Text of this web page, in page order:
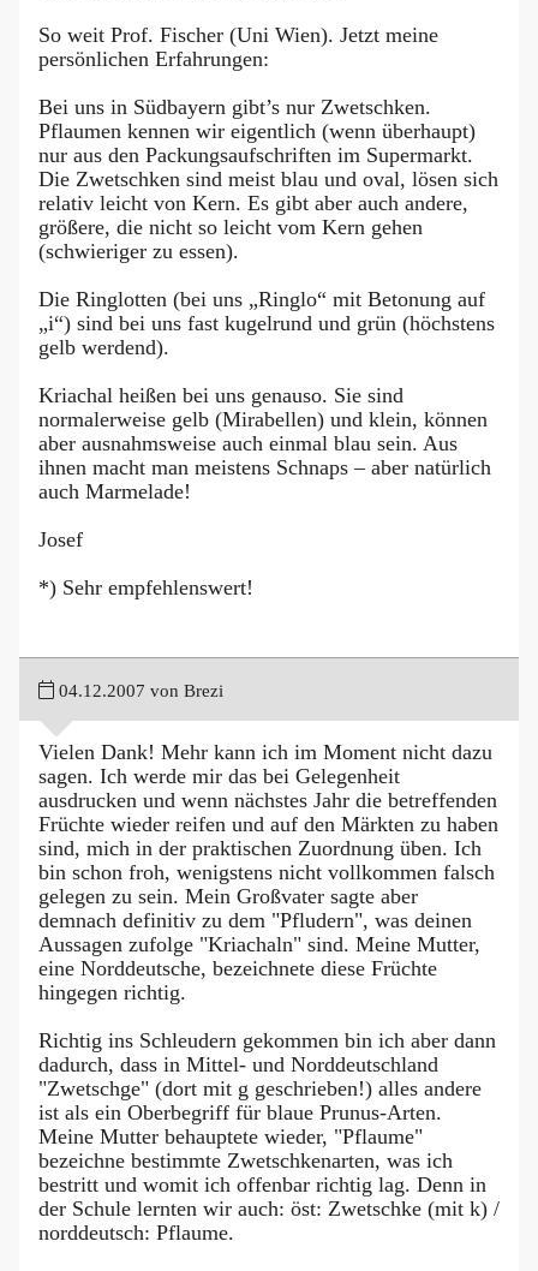
So weit Prof. Fischer (Uni Wien). Jetzt meine
persönlichen Erfahrungen:
Bei uns in Südbayern gibt’s nur Zwetschken.
Pflaumen kennen wir eigentlich (wenn überhaupt)
nur aus den Packungsaufschriften im Supermarkt.
Die Zwetschken sind meist blau und oval, lösen sich
relativ leicht von Kern. Es gibt aber auch andere,
größere, die nicht so leicht vom Kern gehen
(schwieriger zu essen).
Die Ringlotten (bei uns „Ringlo“ mit Betonung auf
„i“) sind bei uns fast kugelrund und grün (höchstens
gelb werdend).
Kriachal heißen bei uns genauso. Sie sind
normalerweise gelb (Mirabellen) und klein, können
aber ausnahmsweise auch einmal blau sein. Aus
ihnen macht man meistens Schnaps – aber natürlich
auch Marmelade!
Josef
*) Sehr empfehlenswert!
04.12.2007 von Brezi
Vielen Dank! Mehr kann ich im Moment nicht dazu
sagen. Ich werde mir das bei Gelegenheit
ausdrucken und wenn nächstes Jahr die betreffenden
Früchte wieder reifen und auf den Märkten zu haben
sind, mich in der praktischen Zuordnung üben. Ich
bin schon froh, wenigstens nicht vollkommen falsch
gelegen zu sein. Mein Großvater sagte aber
demnach definitiv zu dem "Pfludern", was deinen
Aussagen zufolge "Kriachaln" sind. Meine Mutter,
eine Norddeutsche, bezeichnete diese Früchte
hingegen richtig.
Richtig ins Schleudern gekommen bin ich aber dann
dadurch, dass in Mittel- und Norddeutschland
"Zwetschge" (dort mit g geschrieben!) alles andere
ist als ein Oberbegriff für blaue Prunus-Arten.
Meine Mutter behauptete wieder, "Pflaume"
bezeichne bestimmte Zwetschkenarten, was ich
bestritt und womit ich offenbar richtig lag. Denn in
der Schule lernten wir auch: öst: Zwetschke (mit k) /
norddeutsch: Pflaume.